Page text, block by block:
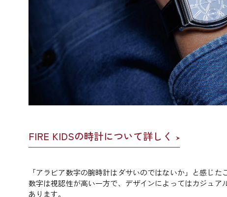
FIRE KIDSの時計について詳しく
「アラビア数字の腕時計はダサいのではないか」と感じ
数字は視認性が高い一方で、デザインによってはカジュア
あります。